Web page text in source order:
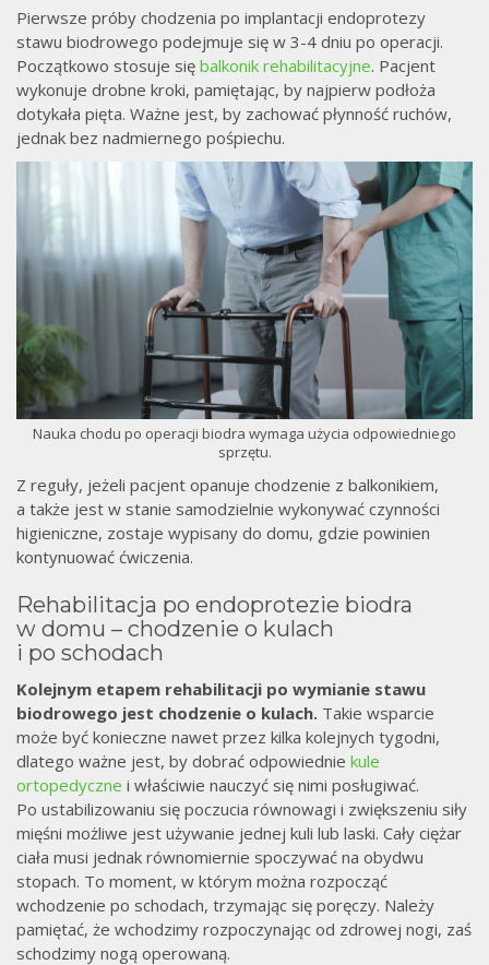
Pierwsze próby chodzenia po implantacji endoprotezy
stawu biodrowego podejmuje się w 3-4 dniu po operacji.
Początkowo stosuje się balkonik rehabilitacyjne. Pacjent
wykonuje drobne kroki, pamiętając, by najpierw podłoża
dotykała pięta. Ważne jest, by zachować płynność ruchów,
jednak bez nadmiernego pośpiechu.
Nauka chodu po operacji biodra wymaga użycia odpowiedniego
sprzętu.
Z reguły, jeżeli pacjent opanuje chodzenie z balkonikiem,
a także jest w stanie samodzielnie wykonywać czynności
higieniczne, zostaje wypisany do domu, gdzie powinien
kontynuować ćwiczenia.
Rehabilitacja po endoprotezie biodra
w domu – chodzenie o kulach
i po schodach
Kolejnym etapem rehabilitacji po wymianie stawu
biodrowego jest chodzenie o kulach. Takie wsparcie
może być konieczne nawet przez kilka kolejnych tygodni,
dlatego ważne jest, by dobrać odpowiednie kule
ortopedyczne i właściwie nauczyć się nimi posługiwać.
Po ustabilizowaniu się poczucia równowagi i zwiększeniu siły
mięśni możliwe jest używanie jednej kuli lub laski. Cały ciężar
ciała musi jednak równomiernie spoczywać na obydwu
stopach. To moment, w którym można rozpocząć
wchodzenie po schodach, trzymając się poręczy. Należy
pamiętać, że wchodzimy rozpoczynając od zdrowej nogi, zaś
schodzimy nogą operowaną.